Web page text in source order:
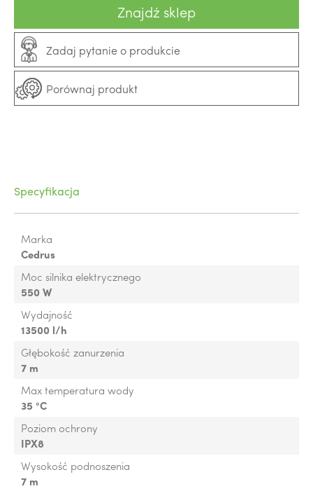
Znajdź sklep
Zadaj pytanie o produkcie
Porównaj produkt
Specyfikacja
Marka
Cedrus
Moc silnika elektrycznego
550 W
Wydajność
13500 l/h
Głębokość zanurzenia
7 m
Max temperatura wody
35 °C
Poziom ochrony
IPX8
Wysokość podnoszenia
7 m